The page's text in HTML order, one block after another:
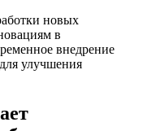
новых
в
внедрение
улучшения